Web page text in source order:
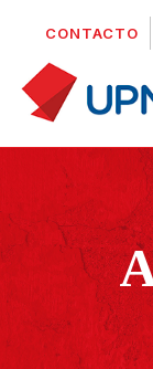
CONTACTO